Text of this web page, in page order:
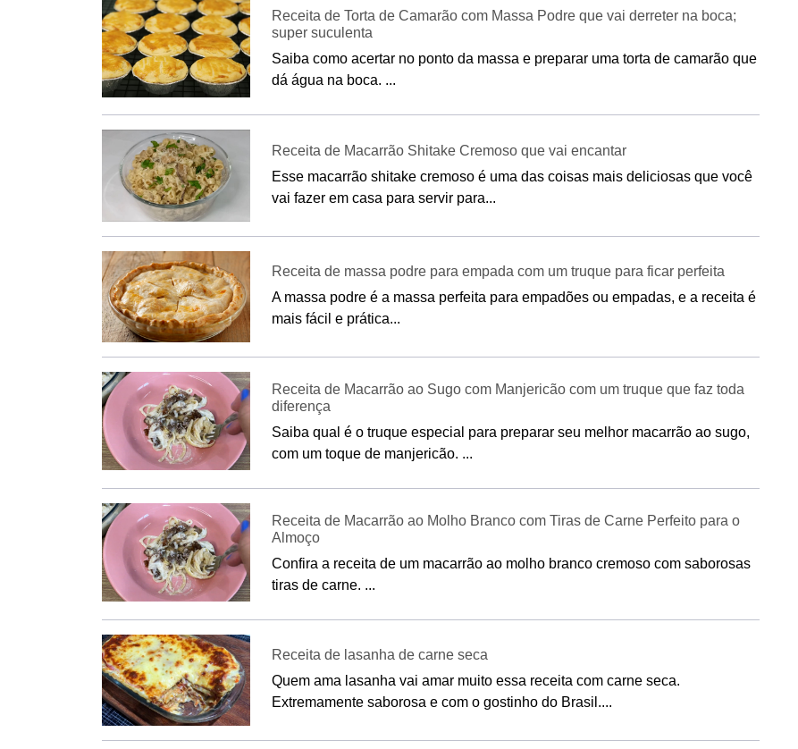
Receita de Torta de Camarão com Massa Podre que vai derreter na boca;
super suculenta
Saiba como acertar no ponto da massa e preparar uma torta de camarão que
dá água na boca. ...
Receita de Macarrão Shitake Cremoso que vai encantar
Esse macarrão shitake cremoso é uma das coisas mais deliciosas que você
vai fazer em casa para servir para...
Receita de massa podre para empada com um truque para ficar perfeita
A massa podre é a massa perfeita para empadões ou empadas, e a receita é
mais fácil e prática...
Receita de Macarrão ao Sugo com Manjericão com um truque que faz toda
diferença
Saiba qual é o truque especial para preparar seu melhor macarrão ao sugo,
com um toque de manjericão. ...
Receita de Macarrão ao Molho Branco com Tiras de Carne Perfeito para o
Almoço
Confira a receita de um macarrão ao molho branco cremoso com saborosas
tiras de carne. ...
Receita de lasanha de carne seca
Quem ama lasanha vai amar muito essa receita com carne seca.
Extremamente saborosa e com o gostinho do Brasil....